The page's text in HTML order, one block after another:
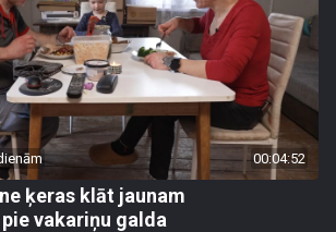
00:04:52
ķeras klāt jaunam
vakariņu galda